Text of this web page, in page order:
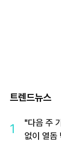
트렌드뉴스
1
"다음 주
없이 열돔